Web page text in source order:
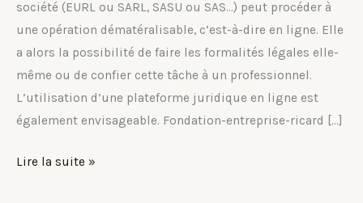
société (EURL ou SARL, SASU ou SAS…) peut procéder à
une opération dématéralisable, c’est-à-dire en ligne. Elle
a alors la possibilité de faire les formalités légales elle-
même ou de confier cette tâche à un professionnel.
L’utilisation d’une plateforme juridique en ligne est
également envisageable. Fondation-entreprise-ricard […]
Réduire
Lire la suite »